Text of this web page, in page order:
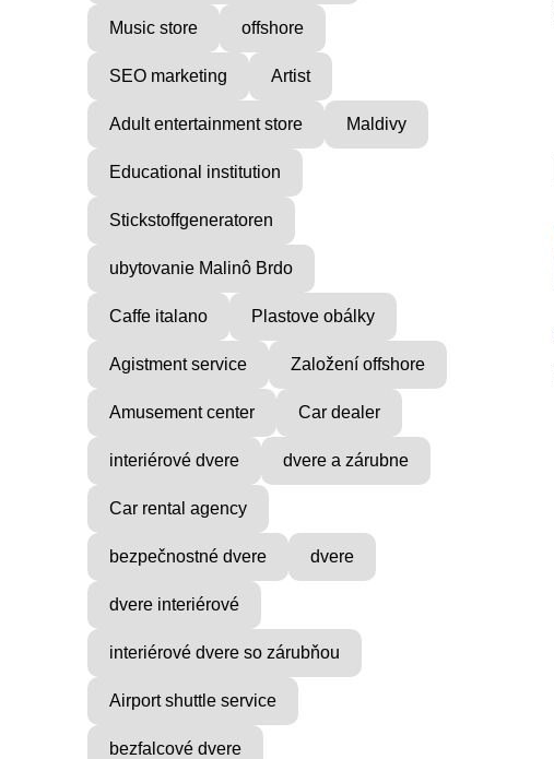
Music store offshore
SEO marketing Artist
Adult entertainment store Maldivy
Educational institution
Stickstoffgeneratoren
ubytovanie Malinô Brdo
Caffe italano Plastove obálky
Agistment service Založení offshore
Amusement center Car dealer
interiérové dvere dvere a zárubne
Car rental agency
bezpečnostné dvere dvere
dvere interiérové
interiérové dvere so zárubňou
Airport shuttle service
bezfalcové dvere
MUSIC PRODUCER
Find Inner Peace with Raul
Cie...